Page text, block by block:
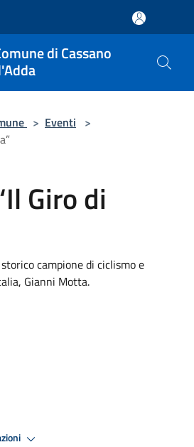
di Cassano
> Eventi >
Giro di
campione di ciclismo e
Gianni Motta.